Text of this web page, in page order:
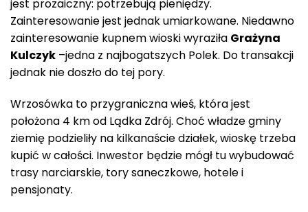
jest prozaiczny: potrzebują pieniędzy.
Zainteresowanie jest jednak umiarkowane. Niedawno
zainteresowanie kupnem wioski wyraziła Grażyna
Kulczyk –jedna z najbogatszych Polek. Do transakcji
jednak nie doszło do tej pory.
Wrzosówka to przygraniczna wieś, która jest
położona 4 km od Lądka Zdrój. Choć władze gminy
ziemię podzieliły na kilkanaście działek, wioskę trzeba
kupić w całości. Inwestor będzie mógł tu wybudować
trasy narciarskie, tory saneczkowe, hotele i
pensjonaty.